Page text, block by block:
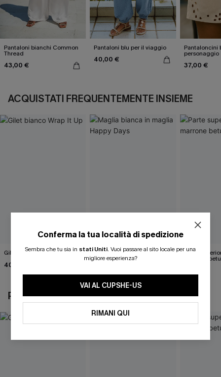
Pantaloni bianchi Common
Thread
43,00 €
Pantaloni blu per il viaggio
40,00 €
Pantaloncini
personaggio
37,00 €
ACQUISTATI FREQUENTEMENTE INSIEME
Gilet bianco Wrap It Up
40,00 €
Maglia bianca in maglia
Happy Days
Parte
marrone
POTREBBE INTERESSARTI ANCHE
Conferma la tua località di spedizione
Sembra che tu sia in stati Uniti. Vuoi passare al sito locale per una
migliore esperienza?
VAI AL CUPSHE-US
RIMANI QUI